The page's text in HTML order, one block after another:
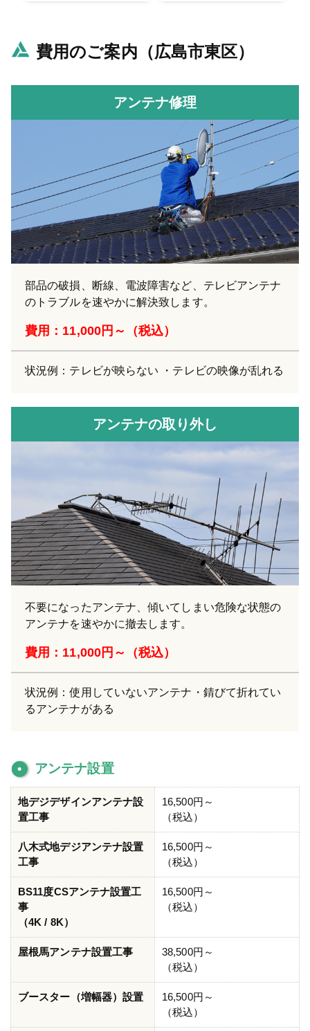
費用のご案内（広島市東区）
アンテナ修理
部品の破損、断線、電波障害など、テレビアンテナ
のトラブルを速やかに解決致します。
費用：11,000円～（税込）
状況例：テレビが映らない ・テレビの映像が乱れる
アンテナの取り外し
不要になったアンテナ、傾いてしまい危険な状態の
アンテナを速やかに撤去します。
費用：11,000円～（税込）
状況例：使用していないアンテナ・錆びて折れてい
るアンテナがある
アンテナ設置
地デジデザインアンテナ設
置工事
16,500円～
（税込）
八木式地デジアンテナ設置
工事
16,500円～
（税込）
BS11度CSアンテナ設置工
事
（4K / 8K）
16,500円～
（税込）
屋根馬アンテナ設置工事
38,500円～
（税込）
ブースター（増幅器）設置
16,500円～
（税込）